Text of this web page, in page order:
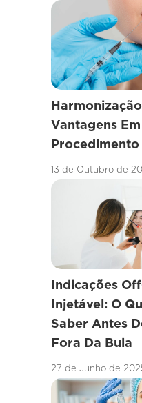
Vantagens
Procedimento
13 de Outubro de
Indicações
Injetável: O
Saber Antes
Fora Da Bula
27 de Junho de